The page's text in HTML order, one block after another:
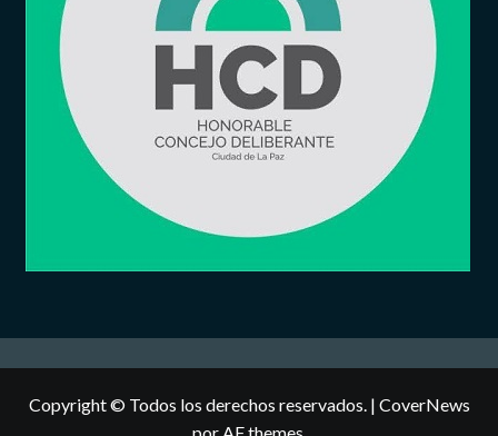
Copyright © Todos los derechos reservados. | CoverNews
por AF themes.